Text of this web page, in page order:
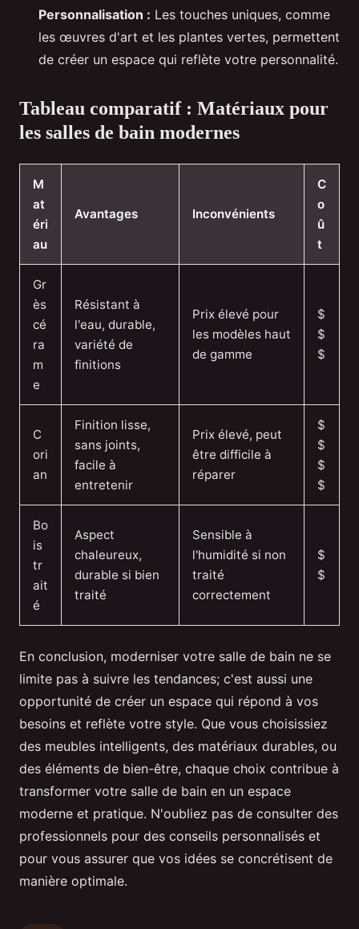
Personnalisation : Les touches uniques, comme
les œuvres d'art et les plantes vertes, permettent
de créer un espace qui reflète votre personnalité.
Tableau comparatif : Matériaux pour
les salles de bain modernes
M
at
éri
au
Avantages Inconvénients
C
o
û
t
Gr
ès
cé
ra
m
e
Résistant à
l'eau, durable,
variété de
finitions
Prix élevé pour
les modèles haut
de gamme
$
$
$
C
ori
an
Finition lisse,
sans joints,
facile à
entretenir
Prix élevé, peut
être difficile à
réparer
$
$
$
$
Bo
is
tr
ait
é
Aspect
chaleureux,
durable si bien
traité
Sensible à
l'humidité si non
traité
correctement
$
$
En conclusion, moderniser votre salle de bain ne se
limite pas à suivre les tendances; c'est aussi une
opportunité de créer un espace qui répond à vos
besoins et reflète votre style. Que vous choisissiez
des meubles intelligents, des matériaux durables, ou
des éléments de bien-être, chaque choix contribue à
transformer votre salle de bain en un espace
moderne et pratique. N'oubliez pas de consulter des
professionnels pour des conseils personnalisés et
pour vous assurer que vos idées se concrétisent de
manière optimale.